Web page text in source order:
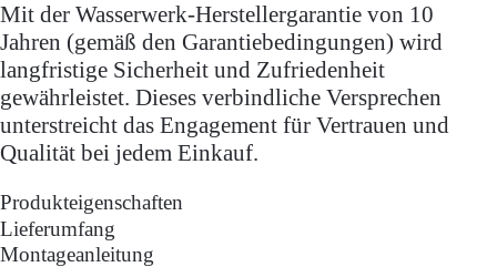
Mit der Wasserwerk-Herstellergarantie von 10
Jahren (gemäß den Garantiebedingungen) wird
langfristige Sicherheit und Zufriedenheit
gewährleistet. Dieses verbindliche Versprechen
unterstreicht das Engagement für Vertrauen und
Qualität bei jedem Einkauf.
Produkteigenschaften
Lieferumfang
Montageanleitung